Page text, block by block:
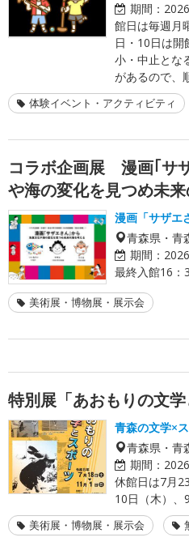
期間：
館日は毎週月
日・10日は
小・中止とな
があるので、
体験イベント・アクティビティ
コラボ企画展 漫画｢サ
や海の変化を見つめ未
漫画「サザエ
青森県・青
期間：
最終入館16：
美術展・博物展・展示会
特別展「あおもりの文学
青森の文学×
青森県・青
期間：
休館日は7月
10日（木）、
美術展・博物展・展示会